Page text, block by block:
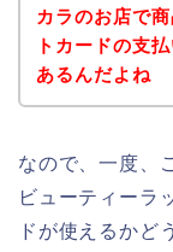
カラのお店で
トカードの支
あるんだよね
なので、一度、
ビューティーラ
ドが使えるかど